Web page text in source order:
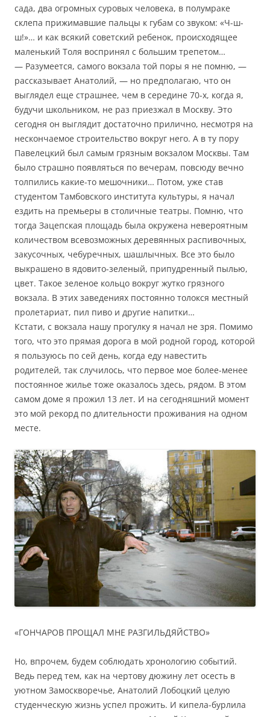
сада, два огромных суровых человека, в полумраке
склепа прижимавшие пальцы к губам со звуком: «Ч-ш-
ш!»… и как всякий советский ребенок, происходящее
маленький Толя воспринял с большим трепетом…
— Разумеется, самого вокзала той поры я не помню, —
рассказывает Анатолий, — но предполагаю, что он
выглядел еще страшнее, чем в середине 70-х, когда я,
будучи школьником, не раз приезжал в Москву. Это
сегодня он выглядит достаточно прилично, несмотря на
нескончаемое строительство вокруг него. А в ту пору
Павелецкий был самым грязным вокзалом Москвы. Там
было страшно появляться по вечерам, повсюду вечно
толпились какие-то мешочники… Потом, уже став
студентом Тамбовского института культуры, я начал
ездить на премьеры в столичные театры. Помню, что
тогда Зацепская площадь была окружена невероятным
количеством всевозможных деревянных распивочных,
закусочных, чебуречных, шашлычных. Все это было
выкрашено в ядовито-зеленый, припудренный пылью,
цвет. Такое зеленое кольцо вокруг жутко грязного
вокзала. В этих заведениях постоянно толокся местный
пролетариат, пил пиво и другие напитки…
Кстати, с вокзала нашу прогулку я начал не зря. Помимо
того, что это прямая дорога в мой родной город, которой
я пользуюсь по сей день, когда еду навестить
родителей, так случилось, что первое мое более-менее
постоянное жилье тоже оказалось здесь, рядом. В этом
самом доме я прожил 13 лет. И на сегодняшний момент
это мой рекорд по длительности проживания на одном
месте.
«ГОНЧАРОВ ПРОЩАЛ МНЕ РАЗГИЛЬДЯЙСТВО»
Но, впрочем, будем соблюдать хронологию событий.
Ведь перед тем, как на чертову дюжину лет осесть в
уютном Замоскворечье, Анатолий Лобоцкий целую
студенческую жизнь успел прожить. И кипела-бурлила